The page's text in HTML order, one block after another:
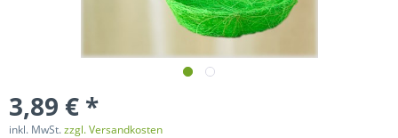
3,89 € *
inkl. MwSt.zzgl. Versandkosten